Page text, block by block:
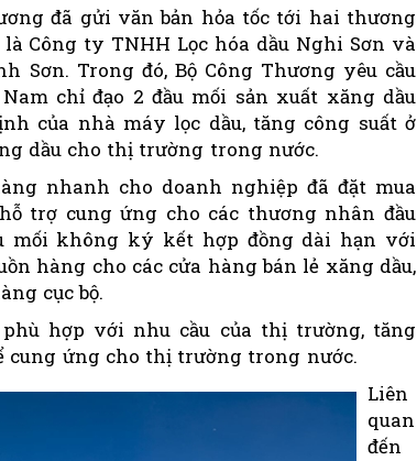
đã gửi văn bản hỏa tốc tới hai thương
Công ty TNHH Lọc hóa dầu Nghi Sơn và
Sơn. Trong đó, Bộ Công Thương yêu cầu
chỉ đạo 2 đầu mối sản xuất xăng dầu
của nhà máy lọc dầu, tăng công suất ở
dầu cho thị trường trong nước.
nhanh cho doanh nghiệp đã đặt mua
trợ cung ứng cho các thương nhân đầu
mối không ký kết hợp đồng dài hạn với
hàng cho các cửa hàng bán lẻ xăng dầu,
cục bộ.
hợp với nhu cầu của thị trường, tăng
cung ứng cho thị trường trong nước.
Liên
quan
đến